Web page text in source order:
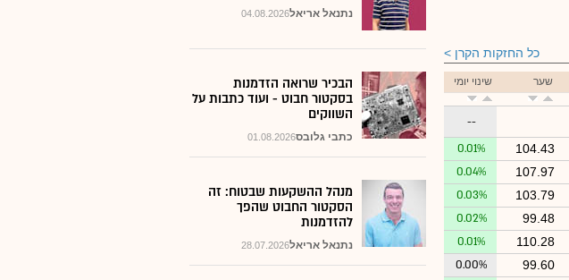
כל החזקות הקרן
שער שינוי יומי
--
104.43
0.01%
107.97
0.04%
103.79
0.03%
99.48
0.02%
110.28
0.01%
99.60
0.00%
04.08.2026נתנאל אריאל
הבכיר שרואה הזדמנות
בסקטור חבוט - ועוד כתבות על
השווקים
01.08.2026כתבי גלובס
מנהל ההשקעות שבטוח: זה
הסקטור החבוט שהפך
להזדמנות
28.07.2026נתנאל אריאל